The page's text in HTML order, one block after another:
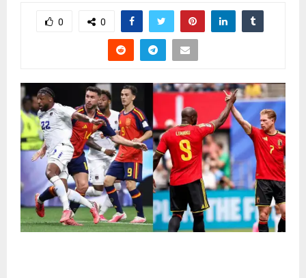
0 0